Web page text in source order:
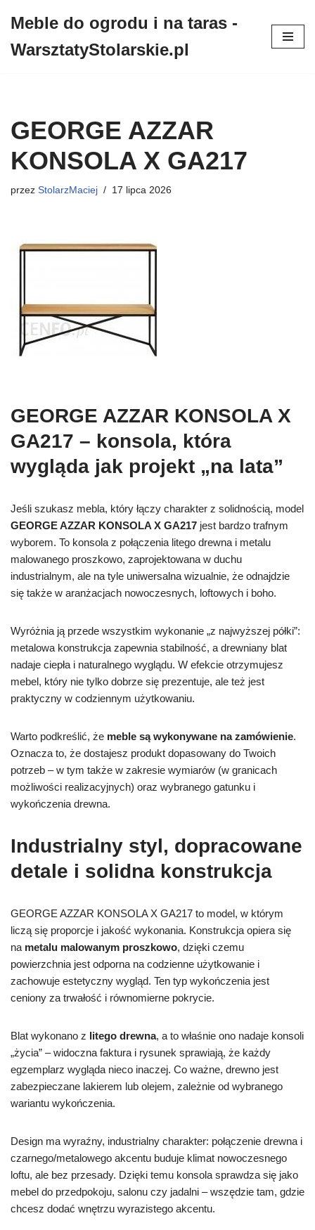
do
Meble do ogrodu i na taras -
WarsztatyStolarskie.pl
GEORGE AZZAR
KONSOLA X GA217
przez StolarzMaciej 17 lipca 2026
GEORGE AZZAR KONSOLA X
GA217 – konsola, która
wygląda jak projekt „na lata”
Jeśli szukasz mebla, który łączy charakter z solidnością, model
GEORGE AZZAR KONSOLA X GA217 jest bardzo trafnym
wyborem. To konsola z połączenia litego drewna i metalu
malowanego proszkowo, zaprojektowana w duchu
industrialnym, ale na tyle uniwersalna wizualnie, że odnajdzie
się także w aranżacjach nowoczesnych, loftowych i boho.
Wyróżnia ją przede wszystkim wykonanie „z najwyższej półki”:
metalowa konstrukcja zapewnia stabilność, a drewniany blat
nadaje ciepła i naturalnego wyglądu. W efekcie otrzymujesz
mebel, który nie tylko dobrze się prezentuje, ale też jest
praktyczny w codziennym użytkowaniu.
Warto podkreślić, że meble są wykonywane na zamówienie.
Oznacza to, że dostajesz produkt dopasowany do Twoich
potrzeb – w tym także w zakresie wymiarów (w granicach
możliwości realizacyjnych) oraz wybranego gatunku i
wykończenia drewna.
Industrialny styl, dopracowane
detale i solidna konstrukcja
GEORGE AZZAR KONSOLA X GA217 to model, w którym
liczą się proporcje i jakość wykonania. Konstrukcja opiera się
na metalu malowanym proszkowo, dzięki czemu
powierzchnia jest odporna na codzienne użytkowanie i
zachowuje estetyczny wygląd. Ten typ wykończenia jest
ceniony za trwałość i równomierne pokrycie.
Blat wykonano z litego drewna, a to właśnie ono nadaje konsoli
„życia” – widoczna faktura i rysunek sprawiają, że każdy
egzemplarz wygląda nieco inaczej. Co ważne, drewno jest
zabezpieczane lakierem lub olejem, zależnie od wybranego
wariantu wykończenia.
Design ma wyraźny, industrialny charakter: połączenie drewna i
czarnego/metalowego akcentu buduje klimat nowoczesnego
loftu, ale bez przesady. Dzięki temu konsola sprawdza się jako
mebel do przedpokoju, salonu czy jadalni – wszędzie tam, gdzie
chcesz dodać wnętrzu wyrazistego akcentu.